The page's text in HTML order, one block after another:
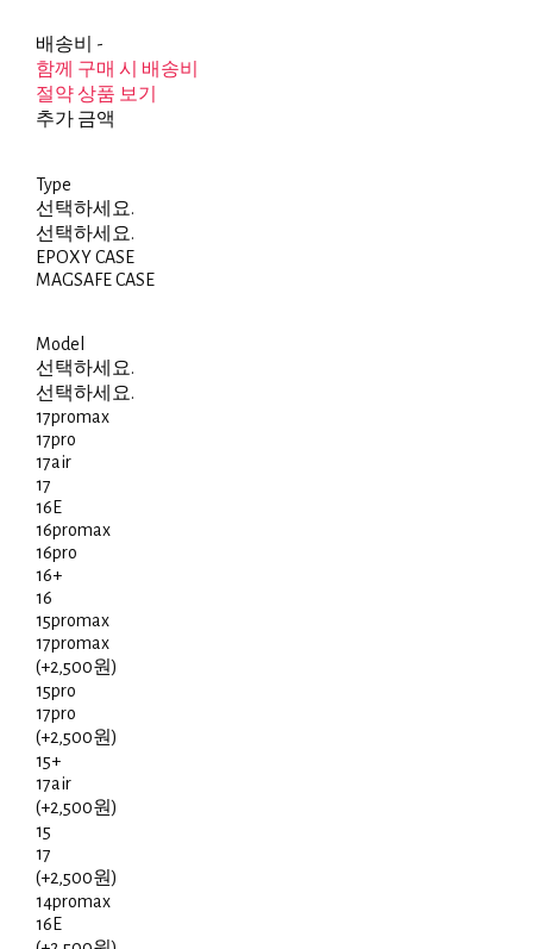
배송비 -
함께 구매 시 배송비
절약 상품 보기
추가 금액
Type
선택하세요.
선택하세요.
EPOXY CASE
MAGSAFE CASE
Model
선택하세요.
선택하세요.
17promax
17pro
17air
17
16E
16promax
16pro
16+
16
15promax
17promax
(+2,500원)
15pro
17pro
(+2,500원)
15+
17air
(+2,500원)
15
17
(+2,500원)
14promax
16E